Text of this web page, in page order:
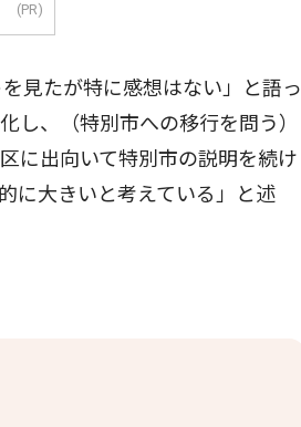
(PR)
見たが特に感想はない」と語っ
し、（特別市への移行を問う）
に出向いて特別市の説明を続け
に大きいと考えている」と述